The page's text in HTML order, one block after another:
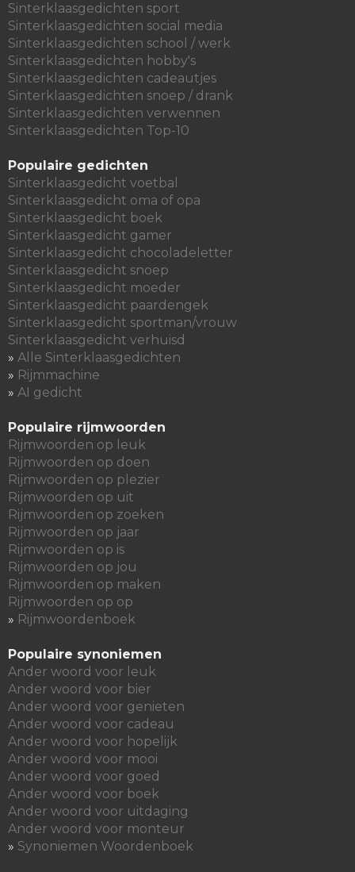
Sinterklaasgedichten sport
Sinterklaasgedichten social media
Sinterklaasgedichten school / werk
Sinterklaasgedichten hobby's
Sinterklaasgedichten cadeautjes
Sinterklaasgedichten snoep / drank
Sinterklaasgedichten verwennen
Sinterklaasgedichten Top-10
Populaire gedichten
Sinterklaasgedicht voetbal
Sinterklaasgedicht oma of opa
Sinterklaasgedicht boek
Sinterklaasgedicht gamer
Sinterklaasgedicht chocoladeletter
Sinterklaasgedicht snoep
Sinterklaasgedicht moeder
Sinterklaasgedicht paardengek
Sinterklaasgedicht sportman/vrouw
Sinterklaasgedicht verhuisd
» Alle Sinterklaasgedichten
» Rijmmachine
» AI gedicht
Populaire rijmwoorden
Rijmwoorden op leuk
Rijmwoorden op doen
Rijmwoorden op plezier
Rijmwoorden op uit
Rijmwoorden op zoeken
Rijmwoorden op jaar
Rijmwoorden op is
Rijmwoorden op jou
Rijmwoorden op maken
Rijmwoorden op op
» Rijmwoordenboek
Populaire synoniemen
Ander woord voor leuk
Ander woord voor bier
Ander woord voor genieten
Ander woord voor cadeau
Ander woord voor hopelijk
Ander woord voor mooi
Ander woord voor goed
Ander woord voor boek
Ander woord voor uitdaging
Ander woord voor monteur
» Synoniemen Woordenboek